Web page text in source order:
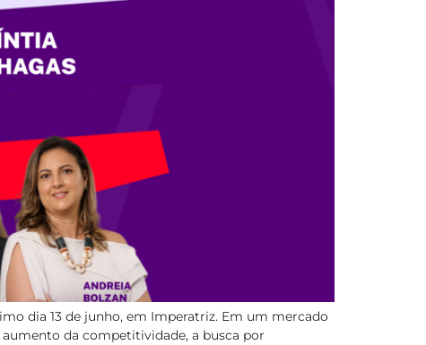
dia 13 de junho, em Imperatriz. Em um mercado
da competitividade, a busca por